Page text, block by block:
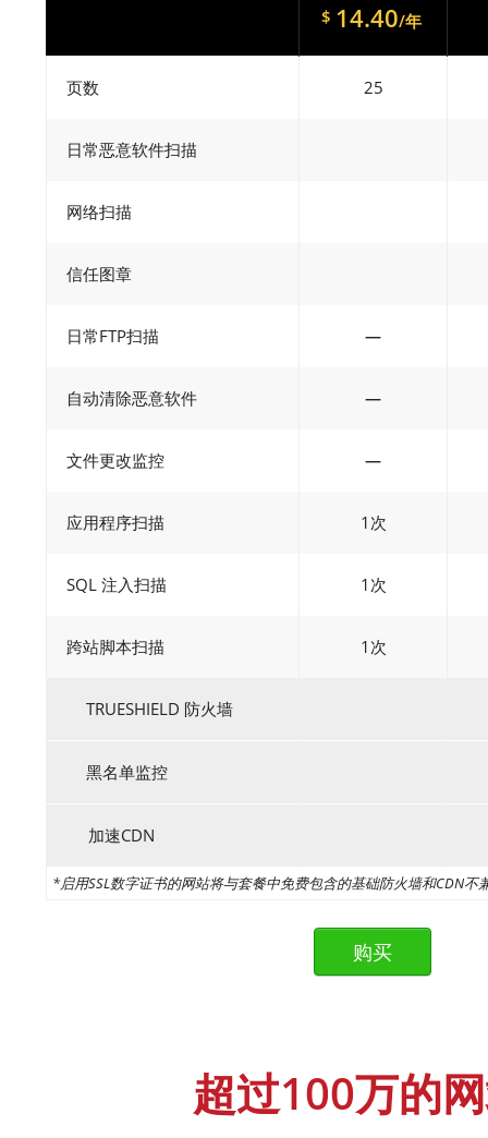
$ 14.40/年
页数 25
日常恶意软件扫描
网络扫描
信任图章
日常FTP扫描 —
自动清除恶意软件 —
文件更改监控 —
应用程序扫描 1次
SQL 注入扫描 1次
跨站脚本扫描 1次
TRUESHIELD 防火墙
黑名单监控
加速CDN
*启用SSL数字证书的网站将与套餐中免费包含的基础防火墙和CDN
超过100万的